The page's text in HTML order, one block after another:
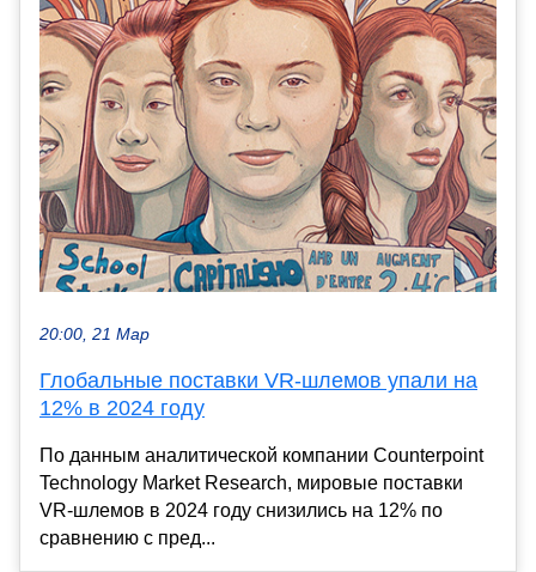
20:00, 21 Мар
Глобальные поставки VR-шлемов упали на
12% в 2024 году
По данным аналитической компании Counterpoint
Technology Market Research, мировые поставки
VR-шлемов в 2024 году снизились на 12% по
сравнению с пред...